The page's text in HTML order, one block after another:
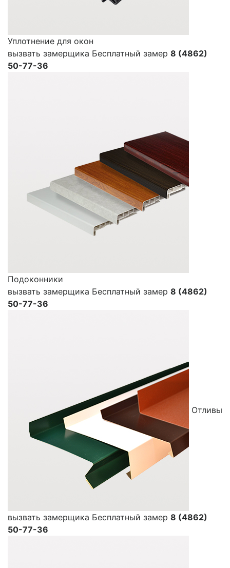
Уплотнение для окон
вызвать замерщика Бесплатный замер 8 (4862)
50-77-36
Подоконники
вызвать замерщика Бесплатный замер 8 (4862)
50-77-36
Отливы
вызвать замерщика Бесплатный замер 8 (4862)
50-77-36